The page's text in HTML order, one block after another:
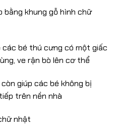
bằng khung gỗ hình chữ
các bé thú cưng có một giấc
ve rận bò lên cơ thể
giúp các bé không bị
trên nền nhà
nhật